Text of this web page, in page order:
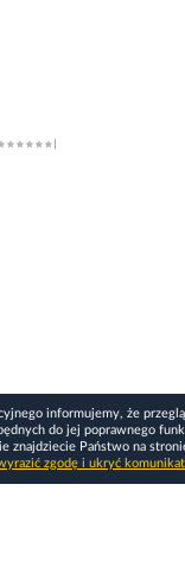
informujemy, że
do jej poprawnego
znajdziecie Państwo na
zgodę i ukryć